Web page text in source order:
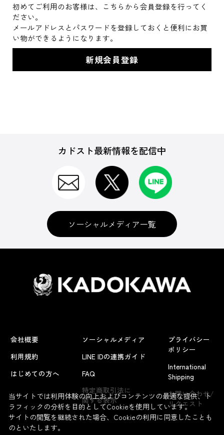
初めてご利用のお客様は、こちらから会員登録を行ってく
ださい。
メールアドレスとパスワードを登録しておくと便利にお買
い物ができるようになります。
カドスト最新情報を配信中
ソーシャルメディア一覧
会社概要
利用規約
はじめての方へ
ソーシャルメディア
LINE IDの連携ガイド
FAQ
特定商取引法に
関する表示
プライバシー
ポリシー
International
Shipping
お問い合わせ/
リクエスト
当サイトでは利用体験の向上およびコンテンツの最適な提供、ト
ラフィックの分析を目的としてCookieを使用しています。
サイトの閲覧を継続された場合、Cookieの利用に同意したことも
のといたします。